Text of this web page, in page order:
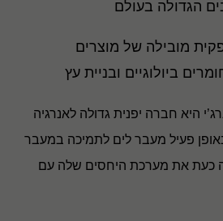
הגדולה בעולם
מובילה של מוצרים
ביולוגיים ובניית עץ
היא חברה יפנית גדולה לאנרגיה
פעיל מעבר לים לתמיכה במעבר
כעת את מערכת היחסים שלה עם